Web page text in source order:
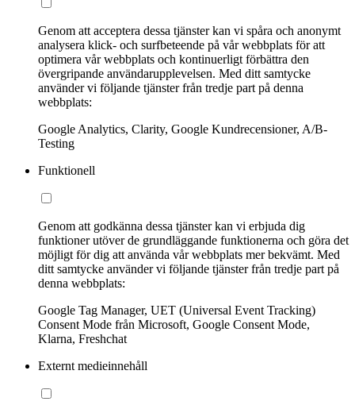
Genom att acceptera dessa tjänster kan vi spåra och anonymt
analysera klick- och surfbeteende på vår webbplats för att
optimera vår webbplats och kontinuerligt förbättra den
övergripande användarupplevelsen. Med ditt samtycke
använder vi följande tjänster från tredje part på denna
webbplats:
Google Analytics, Clarity, Google Kundrecensioner, A/B-
Testing
Funktionell
Genom att godkänna dessa tjänster kan vi erbjuda dig
funktioner utöver de grundläggande funktionerna och göra det
möjligt för dig att använda vår webbplats mer bekvämt. Med
ditt samtycke använder vi följande tjänster från tredje part på
denna webbplats:
Google Tag Manager, UET (Universal Event Tracking)
Consent Mode från Microsoft, Google Consent Mode,
Klarna, Freshchat
Externt medieinnehåll